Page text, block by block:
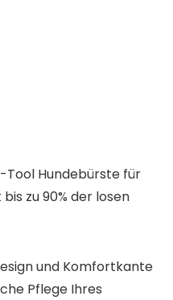
Tool Hundebürste für
zu 90% der losen
und Komfortkante
Pflege Ihres